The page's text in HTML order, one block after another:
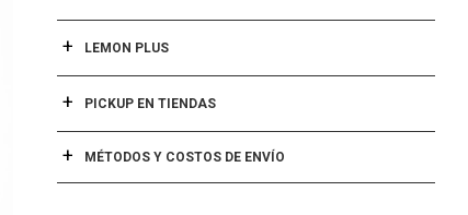
LEMON PLUS
PICKUP EN TIENDAS
MÉTODOS Y COSTOS DE ENVÍO